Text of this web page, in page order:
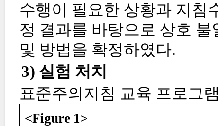
수행이 필요한 상황과 지침
정 결과를 바탕으로 상호
및 방법을 확정하였다.
3) 실험 처치
표준주의지침 교육 프로그
<Figure 1>